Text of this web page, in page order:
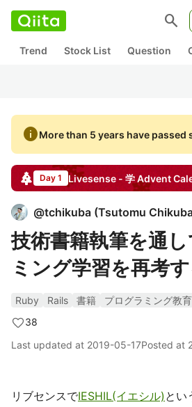
search
Trend Stock List Question
infoMore than 5 years have passed
Day 1 Livesense - 学Advent
@tchikuba (Tsutomu
技術書籍執筆を通
ミング学習を再考
Ruby Rails 書籍
プログラミング教育
38
Last updated at 2019-05-17Posted at
リブセンスでIESHIL(イエシル) とい